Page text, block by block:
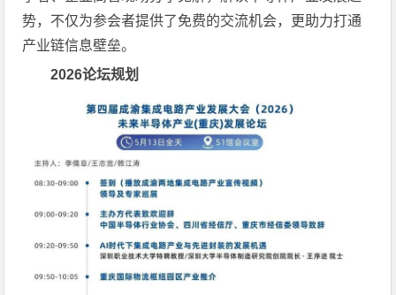
势，不仅为参会者提供了免费的交流机会，更助力打通
产业链信息壁垒。
2026论坛规划